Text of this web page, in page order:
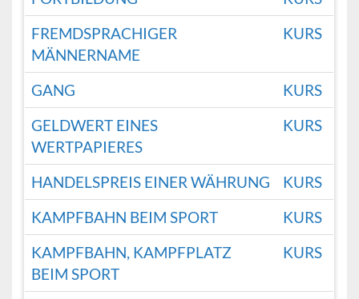
FREMDSPRACHIGER
MÄNNERNAME
KURS
GANG
KURS
GELDWERT EINES
WERTPAPIERES
KURS
HANDELSPREIS EINER WÄHRUNG
KURS
KAMPFBAHN BEIM SPORT
KURS
KAMPFBAHN, KAMPFPLATZ
BEIM SPORT
KURS